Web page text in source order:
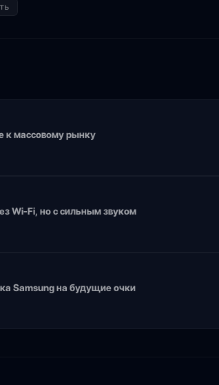
к массовому рынку
Wi‑Fi, но с сильным звуком
Samsung на будущие очки